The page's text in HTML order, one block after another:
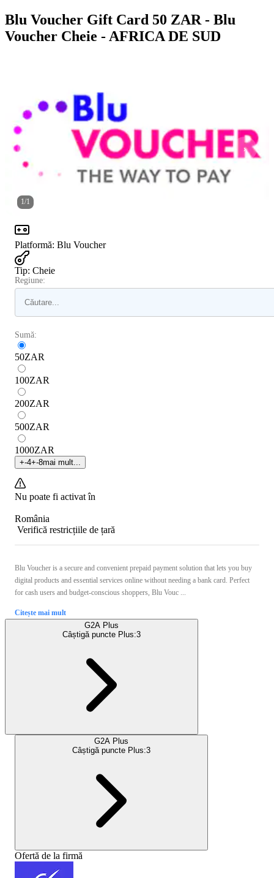
Blu Voucher Gift Card 50 ZAR - Blu
Voucher Cheie - AFRICA DE SUD
1/1
Platformă: Blu Voucher
Tip: Cheie
Regiune:
Sumă:
50ZAR
100ZAR
200ZAR
500ZAR
1000ZAR
+-4+-8mai mult...
Nu poate fi activat în
România
Verifică restricțiile de țară
Blu Voucher is a secure and convenient prepaid payment solution that lets you buy
digital products and essential services online without needing a bank card. Perfect
for cash users and budget-conscious shoppers, Blu Vouc ...
Citește mai mult
G2A Plus
Câștigă puncte Plus:3
G2A Plus
Câștigă puncte Plus:3
Ofertă de la firmă